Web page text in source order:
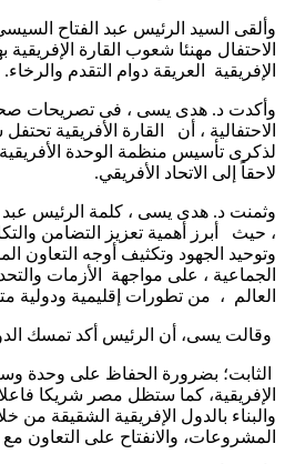
وألقى السيد الرئيس عبد الفتاح
الاحتفال مهنئا شعوب القارة الإفريقية
الإفريقية العريقة دوام التقدم والرخاء.
وأكدت د. هدى يسى ، فى تصريحات
الاحتفالية ، أن القارة الأفريقية تحتفل
لاحقاً إلى الاتحاد الأفريقي.
وثمنت د. هدى يسى ، كلمة الرئيس عبد
، حيث أبرز أهمية تعزيز التضامن
وتوحيد الجهود وتكثيف أوجه التعاون
الجماعية ، على مواجهة الأزمات
العالم ، من تطورات إقليمية ودولية
وقالت يسى، أن الرئيس أكد تمسك
الثابت؛ بضرورة الحفاظ على وحدة
الإفريقية، كما ستظل مصر شريكا
والبناء بالدول الإفريقية الشقيقة من
المشروعات، والانفتاح على التعاون